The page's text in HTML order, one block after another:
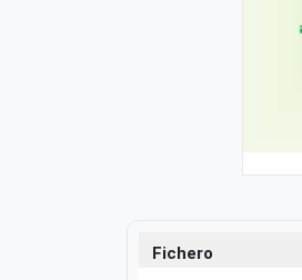
Fichero